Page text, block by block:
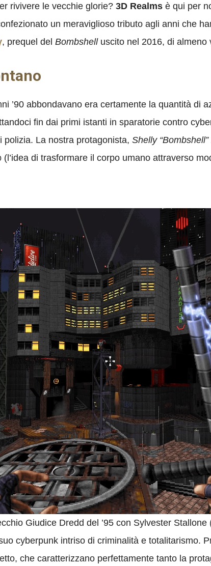
rivivere le vecchie glorie? 3D Realms è qui per
un meraviglioso tributo agli anni che
, prequel del Bombshell uscito nel 2016, di almeno
’90 abbondavano era certamente la quantità di
fin dai primi istanti in sparatorie contro
La nostra protagonista, Shelly
di trasformare il corpo umano attraverso
Giudice Dredd del ’95 con Sylvester
cyberpunk intriso di criminalità e totalitarismo.
che caratterizzano perfettamente tanto la